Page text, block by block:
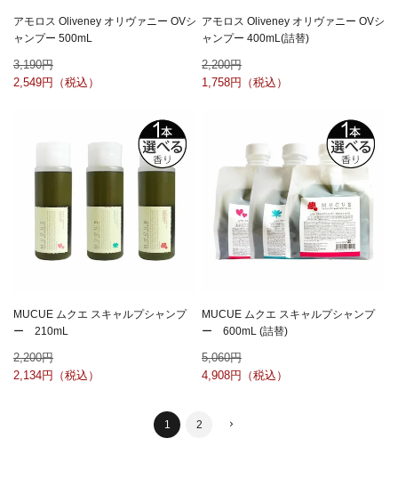
アモロス Oliveney オリヴァニー OVシ
ャンプー 500mL
3,190
2,549
アモロス Oliveney オリヴァニー OVシ
ャンプー 400mL(詰替)
2,200
1,758
MUCUE ムクエ スキャルプシャンプ
ー 210mL
2,200
2,134
MUCUE ムクエ スキャルプシャンプ
ー 600mL (詰替)
5,060
4,908
1 2